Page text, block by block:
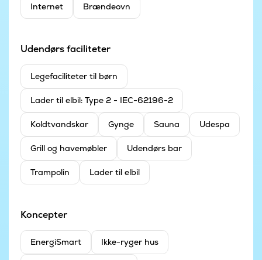
Internet Brændeovn
Udendørs faciliteter
Legefaciliteter til børn
Lader til elbil: Type 2 - IEC-62196-2
Koldtvandskar Gynge Sauna Udespa
Grill og havemøbler Udendørs bar
Trampolin Lader til elbil
Koncepter
EnergiSmart Ikke-ryger hus